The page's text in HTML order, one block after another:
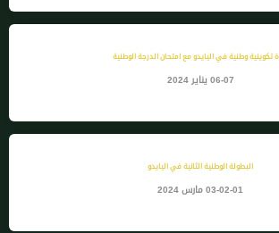
تكوينية وطنية في اليايدو مع امتحان الدرجة الوطنية
06-07 يناير 2024
البطولة الوطنية الثانية في اليايدو
03-02-01 مارس 2024